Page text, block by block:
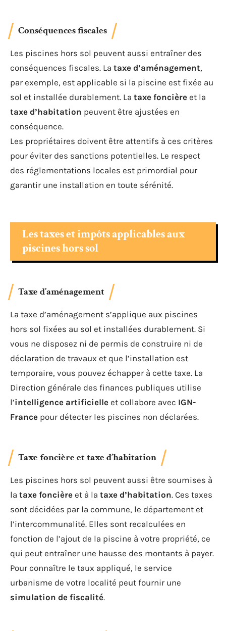
Conséquences fiscales
Les piscines hors sol peuvent aussi entraîner des
conséquences fiscales. La taxe d’aménagement,
par exemple, est applicable si la piscine est fixée au
sol et installée durablement. La taxe foncière et la
taxe d’habitation peuvent être ajustées en
conséquence.
Les propriétaires doivent être attentifs à ces critères
pour éviter des sanctions potentielles. Le respect
des réglementations locales est primordial pour
garantir une installation en toute sérénité.
Les taxes et impôts applicables aux
piscines hors sol
Taxe d’aménagement
La taxe d’aménagement s’applique aux piscines
hors sol fixées au sol et installées durablement. Si
vous ne disposez ni de permis de construire ni de
déclaration de travaux et que l’installation est
temporaire, vous pouvez échapper à cette taxe. La
Direction générale des finances publiques utilise
l’intelligence artificielle et collabore avec IGN-
France pour détecter les piscines non déclarées.
Taxe foncière et taxe d’habitation
Les piscines hors sol peuvent aussi être soumises à
la taxe foncière et à la taxe d’habitation. Ces taxes
sont décidées par la commune, le département et
l’intercommunalité. Elles sont recalculées en
fonction de l’ajout de la piscine à votre propriété, ce
qui peut entraîner une hausse des montants à payer.
Pour connaître le taux appliqué, le service
urbanisme de votre localité peut fournir une
simulation de fiscalité.